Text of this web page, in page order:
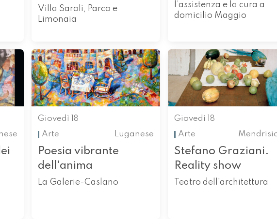
Villa Saroli, Parco e
Limonaia
l’assistenza e la cura a
domicilio Maggio
Giovedì 18
Arte
Luganese
Poesia vibrante
dell'anima
La Galerie-Caslano
Giovedì 18
Arte
Stefano Graziani.
Reality show
Teatro dell'architettura